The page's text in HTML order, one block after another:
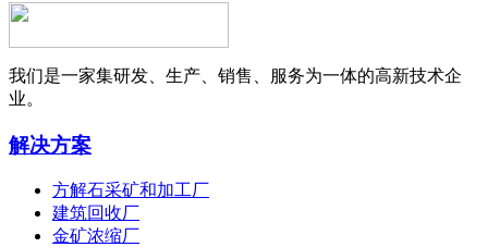
我们是一家集研发、生产、销售、服务为一体的高新技术企
业。
解决方案
方解石采矿和加工厂
建筑回收厂
金矿浓缩厂